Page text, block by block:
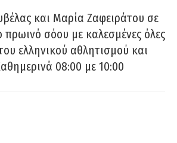
και Μαρία Ζαφειράτου σε
πρωινό σόου με καλεσμένες όλες
ελληνικού αθλητισμού και
08:00 με 10:00